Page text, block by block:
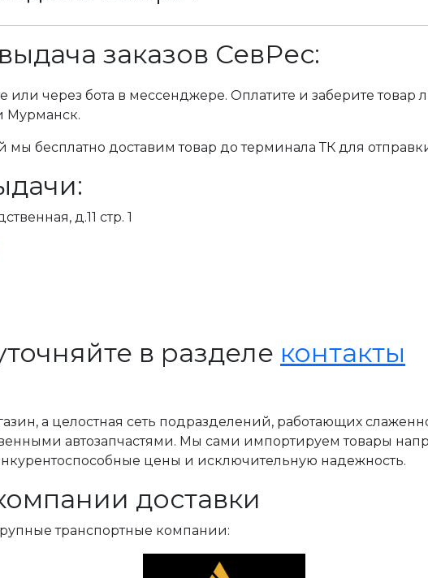
заказов СевРес:
или через бота в мессенджере. Оплатите и заберите товар
Мурманск.
мы бесплатно доставим товар до терминала ТК для
д.11 стр. 1
в разделе контакты
а целостная сеть подразделений, работающих
автозапчастями. Мы сами импортируем товары
цены и исключительную надежность.
доставки
транспортные компании: